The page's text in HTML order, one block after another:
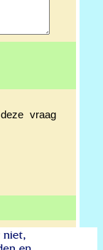
vraag